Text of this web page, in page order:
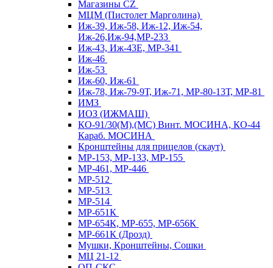
Магазины CZ
МЦМ (Пистолет Марголина)
Иж-39, Иж-58, Иж-12, Иж-54,
Иж-26,Иж-94,МР-233
Иж-43, Иж-43Е, МР-341
Иж-46
Иж-53
Иж-60, Иж-61
Иж-78, Иж-79-9Т, Иж-71, МР-80-13Т, МР-81
ИМЗ
ИОЗ (ИЖМАШ)
КО-91/30(М),(МС) Винт. МОСИНА, КО-44
Караб. МОСИНА
Кронштейны для прицелов (скаут)
МР-153, МР-133, МР-155
МР-461, МР-446
МР-512
МР-513
МР-514
МР-651К
МР-654К, МР-655, МР-656К
МР-661К (Дрозд)
Мушки, Кронштейны, Сошки
МЦ 21-12